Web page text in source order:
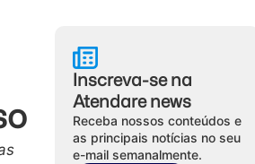
Inscreva-se na
Atendare news
Receba nossos conteúdos e
as principais notícias no seu
e-mail semanalmente.